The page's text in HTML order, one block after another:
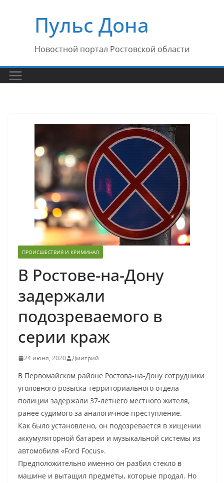
содержимомуПульс Дона
Новостной портал Ростовской области
ПРОИСШЕСТВИЯ И КРИМИНАЛ
В Ростове-на-Дону
задержали
подозреваемого в
серии краж
24 июня, 2020 Дмитрий
В Первомайском районе Ростова-на-Дону сотрудники
уголовного розыска территориального отдела
полиции задержали 37-летнего местного жителя,
ранее судимого за аналогичное преступление.
Как было установлено, он подозревается в хищении
аккумуляторной батареи и музыкальной системы из
автомобиля «Ford Focus».
Предположительно именно он разбил стекло в
машине и вытащил предметы, которые продал. Но